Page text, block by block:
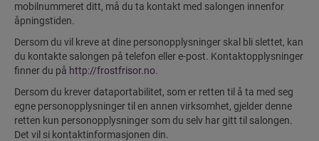
mobilnummeret ditt, må du ta kontakt med salongen innenfor
åpningstiden.
Dersom du vil kreve at dine personopplysninger skal bli slettet, kan
du kontakte salongen på telefon eller e-post. Kontaktopplysninger
finner du på http://frostfrisor.no.
Dersom du krever dataportabilitet, som er retten til å ta med seg
egne personopplysninger til en annen virksomhet, gjelder denne
retten kun personopplysninger som du selv har gitt til salongen.
Det vil si kontaktinformasjonen din.